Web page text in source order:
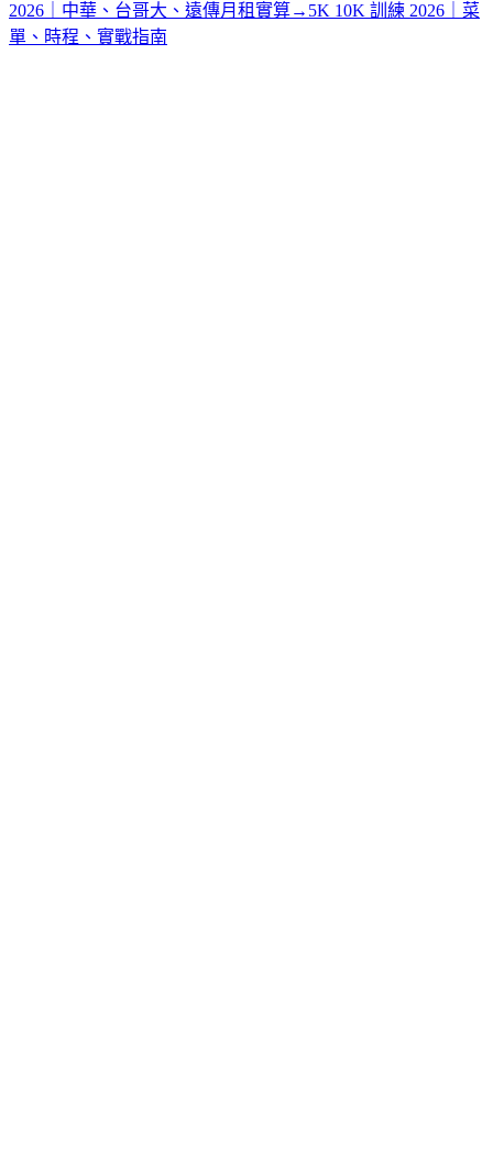
2026｜中華、台哥大、遠傳月租實算→ 5K 10K 訓練 2026｜菜
單、時程、實戰指南